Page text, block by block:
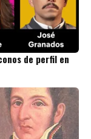
de perfil en